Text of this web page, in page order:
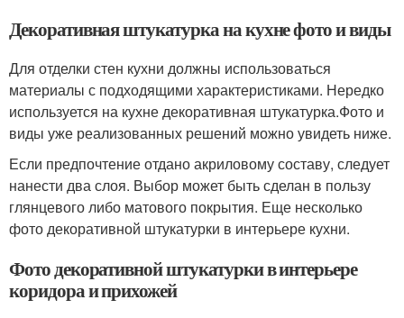
Декоративная штукатурка на кухне фото и виды
Для отделки стен кухни должны использоваться
материалы с подходящими характеристиками. Нередко
используется на кухне декоративная штукатурка.Фото и
виды уже реализованных решений можно увидеть ниже.
Если предпочтение отдано акриловому составу, следует
нанести два слоя. Выбор может быть сделан в пользу
глянцевого либо матового покрытия. Еще несколько
фото декоративной штукатурки в интерьере кухни.
Фото декоративной штукатурки в интерьере
коридора и прихожей